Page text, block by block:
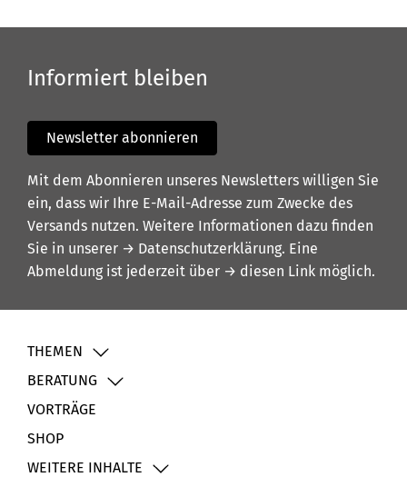
Informiert bleiben
Newsletter abonnieren
Mit dem Abonnieren unseres Newsletters willigen Sie
ein, dass wir Ihre E-Mail-Adresse zum Zwecke des
Versands nutzen. Weitere Informationen dazu finden
Sie in unserer → Datenschutzerklärung. Eine
Abmeldung ist jederzeit über → diesen Link möglich.
THEMEN
BERATUNG
VORTRÄGE
SHOP
WEITERE INHALTE